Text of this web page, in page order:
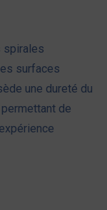
spirales
surfaces
une dureté du
de